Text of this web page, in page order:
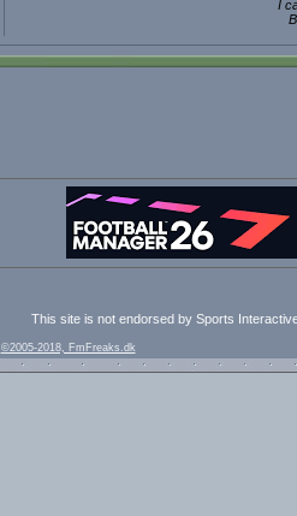
I
This site is not endorsed by Sports
©2005-2018, FmFreaks.dk